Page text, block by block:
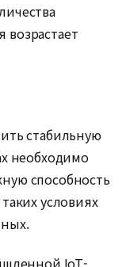
возрастает
стабильную
необходимо
способность
условиях
IoT-